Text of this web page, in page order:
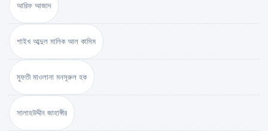
আরিফ আজাদ
শাইখ আব্দুল মালিক আল কাসিম
মুফতী মাওলানা মনসূরুল হক
সালাহউদ্দীন জাহাঙ্গীর